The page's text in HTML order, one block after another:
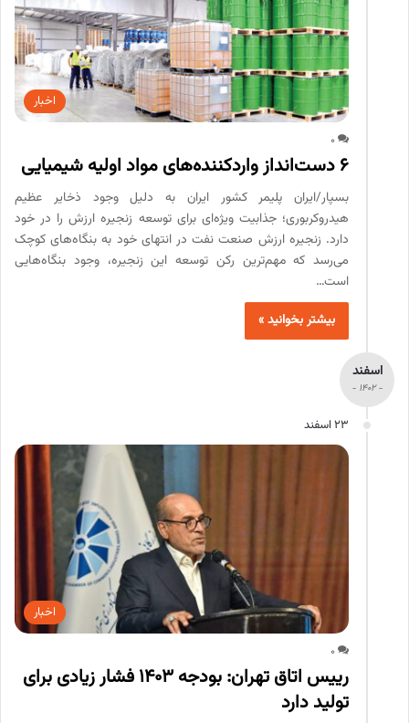
اخبار
0
۶ دست‏‌انداز واردکننده‏‌های مواد اولیه شیمیایی
بسپار/ایران پلیمر کشور ایران به دلیل وجود ذخایر عظیم
هیدروکربوری؛ جذابیت ویژه‌ای برای توسعه زنجیره ارزش را در خود
دارد. زنجیره ارزش صنعت نفت در انتهای خود به بنگاه‌های کوچک
می‌رسد که مهم‌ترین ر‌‌‌‌کن توسعه این زنجیره، وجود بنگاه‌هایی
است…
بیشتر بخوانید »
اسفند
- 1402 -
23 اسفند
اخبار
0
رییس اتاق تهران: بودجه ۱۴۰۳ فشار زیادی برای
تولید دارد